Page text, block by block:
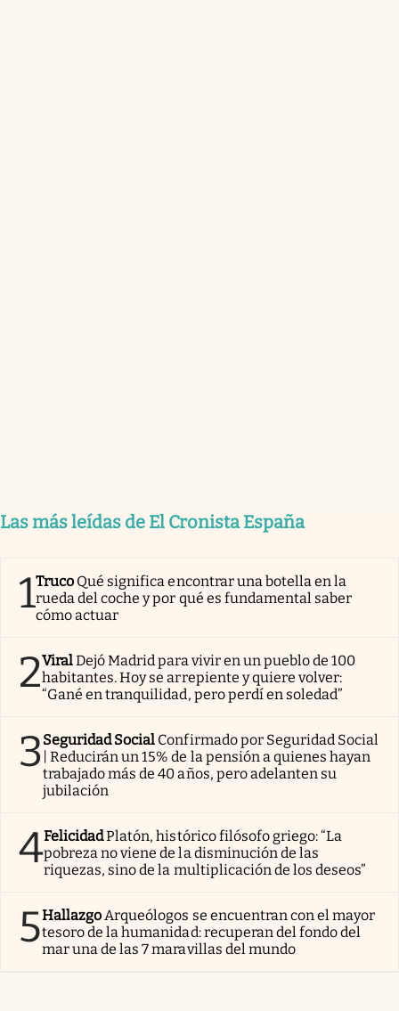
Las más leídas de El Cronista España
1Truco Qué significa encontrar una botella en la
rueda del coche y por qué es fundamental saber
cómo actuar
2ViralDejó Madrid para vivir en un pueblo de 100
habitantes. Hoy se arrepiente y quiere volver:
“Gané en tranquilidad, pero perdí en soledad”
3Seguridad Social Confirmado por Seguridad Social
| Reducirán un 15% de la pensión a quienes hayan
trabajado más de 40 años, pero adelanten su
jubilación
4FelicidadPlatón, histórico filósofo griego: “La
pobreza no viene de la disminución de las
riquezas, sino de la multiplicación de los deseos”
5Hallazgo Arqueólogos se encuentran con el mayor
tesoro de la humanidad: recuperan del fondo del
mar una de las 7 maravillas del mundo